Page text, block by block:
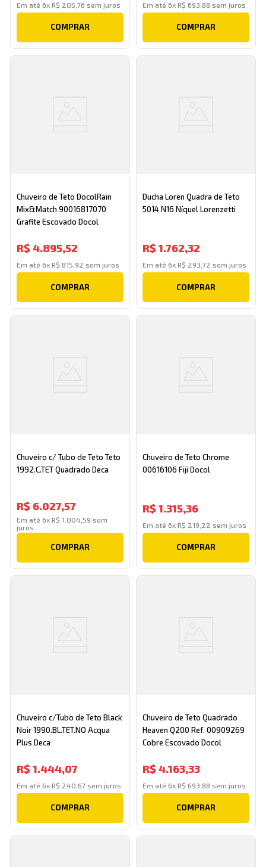
Em até6xR$ 205 ,76 sem juros
COMPRAR
Em até 6x R$ 693 88 sem juros
COMPRAR
Chuveiro de Teto DocolRain
Mix&Match 90016817070
Grafite Escovado Docol
R$ 4.895,52
Em até6xR$ 815 92 sem juros
COMPRAR
Ducha Loren Quadra de Teto
5014 N16 Níquel Lorenzetti
R$ 1.762,32
Em até 6x R$ 293 72 sem juros
COMPRAR
Chuveiro c/ Tubo de Teto Teto
1992.C.TET Quadrado Deca
R$ 6.027,57
Em até6xR$ 1 004 ,59 sem
juros
COMPRAR
Chuveiro de Teto Chrome
00616106 Fiji Docol
R$ 1.315,36
Em até 6x R$ 219 22 sem juros
COMPRAR
Chuveiro c/Tubo de Teto Black
Noir 1990.BL.TET.NO Acqua
Plus Deca
R$ 1.444,07
Em até6xR$ 240 ,67 sem juros
COMPRAR
Chuveiro de Teto Quadrado
Heaven Q200 Ref. 00909269
Cobre Escovado Docol
R$ 4.163,33
Em até 6x R$ 693 88 sem juros
COMPRAR